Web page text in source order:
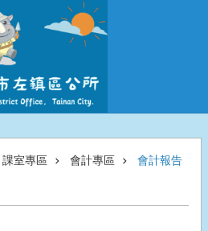
課室專區 會計專區 會計報告